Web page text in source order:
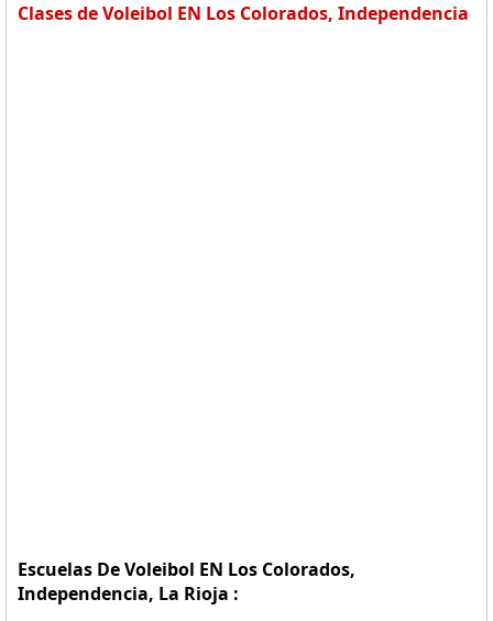
Clases de Voleibol EN Los Colorados, Independencia
Escuelas De Voleibol EN Los Colorados,
Independencia, La Rioja :